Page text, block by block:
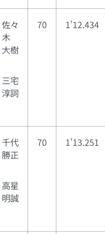
佐々
木
大樹
三宅
淳詞
70 1'12.434
千代
勝正
高星
明誠
70 1'13.251